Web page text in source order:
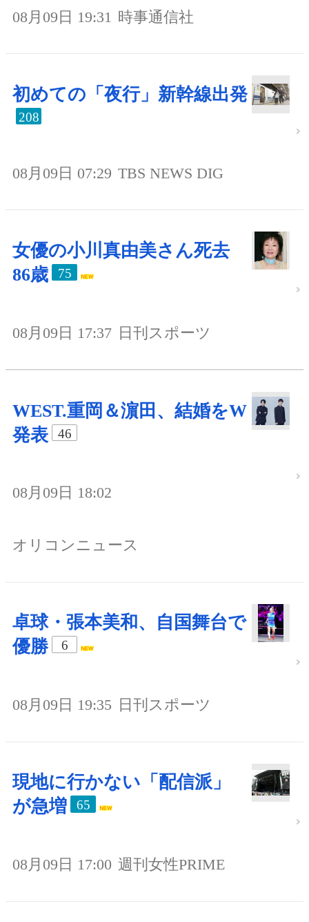
08月09日 19:31 時事通信社
初めての「夜行」新幹線出発
208
08月09日 07:29 TBS NEWS DIG
女優の小川真由美さん死去
86歳
75
08月09日 17:37 日刊スポーツ
WEST.重岡＆濵田、結婚をW
発表
46
08月09日 18:02
オリコンニュース
卓球・張本美和、自国舞台で
優勝
6
08月09日 19:35 日刊スポーツ
現地に行かない「配信派」
が急増
65
08月09日 17:00 週刊女性PRIME